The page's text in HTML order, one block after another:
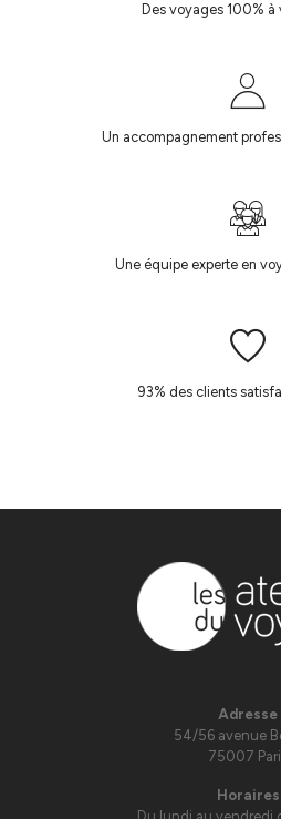
Des voyages 100% à
Un accompagnement
Une équipe experte en
93% des clients
Adresse
54/56 avenue
75007
Horaires